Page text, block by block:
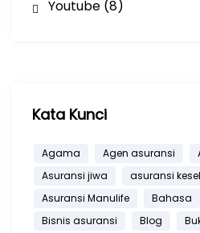
Youtube(8)
Kata Kunci
Agama Agen asuransi
Asuransi jiwa
asuransi
Asuransi Manulife
Bahasa
Bisnis asuransi
Blog